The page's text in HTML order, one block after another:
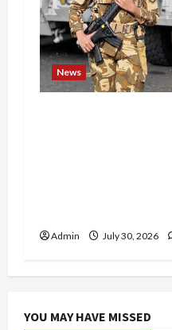
News
Admin July 30, 2026
YOU MAY HAVE MISSED